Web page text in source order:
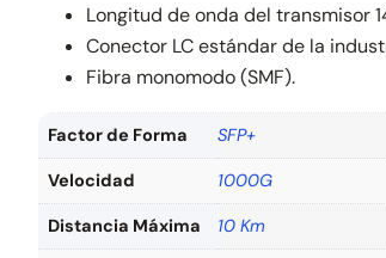
Longitud de onda del transmisor
Conector LC estándar de la
Fibra monomodo (SMF).
Factor de Forma SFP+
Velocidad 1000G
Distancia Máxima 10 Km